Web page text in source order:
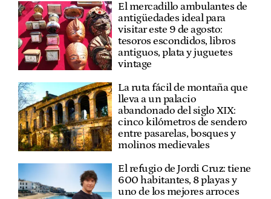
El mercadillo ambulantes de
antigüedades ideal para
visitar este 9 de agosto:
tesoros escondidos, libros
antiguos, plata y juguetes
vintage
La ruta fácil de montaña que
lleva a un palacio
abandonado del siglo XIX:
cinco kilómetros de sendero
entre pasarelas, bosques y
molinos medievales
El refugio de Jordi Cruz: tiene
600 habitantes, 8 playas y
uno de los mejores arroces